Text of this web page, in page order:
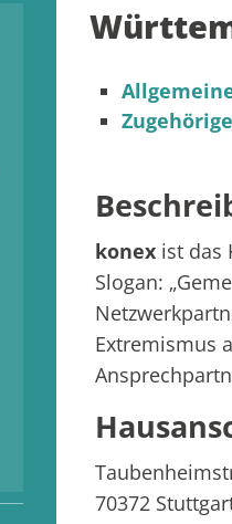
konex ist das
Slogan:
Extremismus
70372